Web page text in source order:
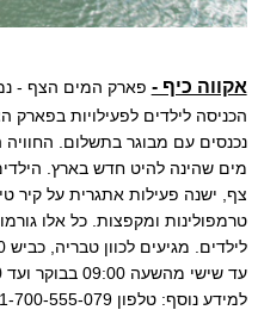
אקווה כיף - פארק המים הצף -
מים שהינה להיט חדש בארץ.
טרמפולינות ומקפצות. כל אלו
למידע נוסף: טלפון 1-700-555-079